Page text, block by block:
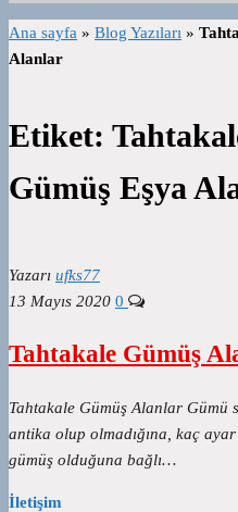
Ana sayfa » Blog Yazıları »
Alanlar
Etiket:
Gümüş Eşya
Yazarı ufks77
13 Mayıs 2020 0
Tahtakale Gümüş
Tahtakale Gümüş Alanlar Gümü
antika olup olmadığına, kaç
gümüş olduğuna bağlı…
İletişim